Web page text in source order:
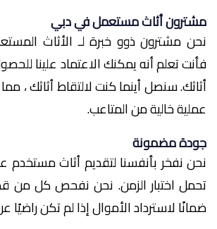
مشترون أثاث مستعمل في دبي
نحن مشترون ذوو خبرة لـ الأثاث
فأنت تعلم أنه يمكنك الاعتماد علينا
أثاثك. سنصل أينما كنت لالتقاط أثاثك ،
عملية خالية من المتاعب.
جودة مضمونة
نحن نفخر بأنفسنا لتقديم أثاث مستخدم
تحمل اختبار الزمن. نحن نفحص كل من
ضمانًا لاسترداد الأموال إذا لم تكن